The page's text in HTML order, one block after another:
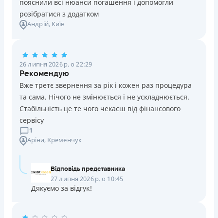
пояснили всі нюанси погашення і допомогли
розібратися з додатком
Андрій, Київ
26 липня 2026 р. о 22:29
Рекомендую
Вже третє звернення за рік і кожен раз процедура
та сама. Нічого не змінюється і не ускладнюється.
Стабільність це те чого чекаєш від фінансового
сервісу
1
Аріна, Кременчук
Відповідь представника
27 липня 2026 р. о 10:45
Дякуємо за відгук!